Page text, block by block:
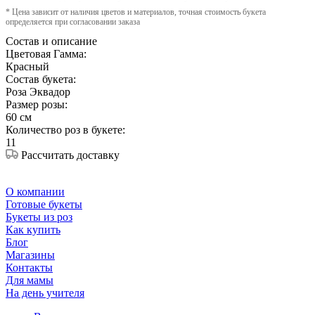
* Цена зависит от наличия цветов и материалов, точная стоимость букета
определяется при согласовании заказа
Состав и описание
Цветовая Гамма:
Красный
Состав букета:
Роза Эквадор
Размер розы:
60 см
Количество роз в букете:
11
Рассчитать доставку
О компании
Готовые букеты
Букеты из роз
Как купить
Блог
Магазины
Контакты
Для мамы
На день учителя